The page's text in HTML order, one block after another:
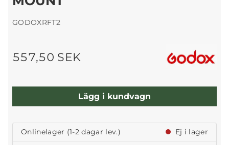
GODOXRFT2
557,50 SEK
Lägg i kundvagn
Onlinelager (1-2 dagar lev.)
Ej i lager